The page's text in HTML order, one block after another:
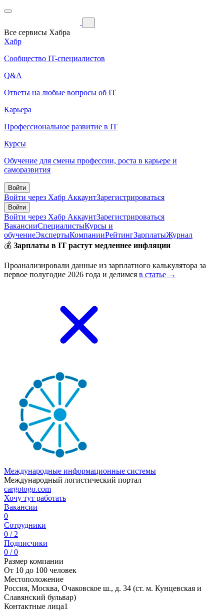
Все сервисы Хабра
Хабр
Сообщество IT-специалистов
Q&A
Ответы на любые вопросы об IT
Карьера
Профессиональное развитие в IT
Курсы
Обучение для смены профессии, роста в карьере и
саморазвития
Войти
Войти через Хабр АккаунтЗарегистрироваться
Войти
Войти через Хабр АккаунтЗарегистрироваться
ВакансииСпециалистыКурсы и
обучениеЭкспертыКомпанииРейтингЗарплатыЖурнал
💰 Зарплаты в IT растут медленнее инфляции
Проанализировали данные из зарплатного калькулятора за
первое полугодие 2026 года и делимся в статье →
Международные информационные системы
Международный логистический портал
cargotogo.com
Хочу тут работать
Вакансии
0
Сотрудники
0 / 2
Подписчики
0 / 0
Размер компании
От 10 до 100 человек
Местоположение
Россия, Москва, Очаковское ш., д. 34 (ст. м. Кунцевская и
Славянский бульвар)
Контактные лица1